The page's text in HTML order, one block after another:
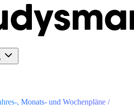
, Monats- und Wochenpläne /